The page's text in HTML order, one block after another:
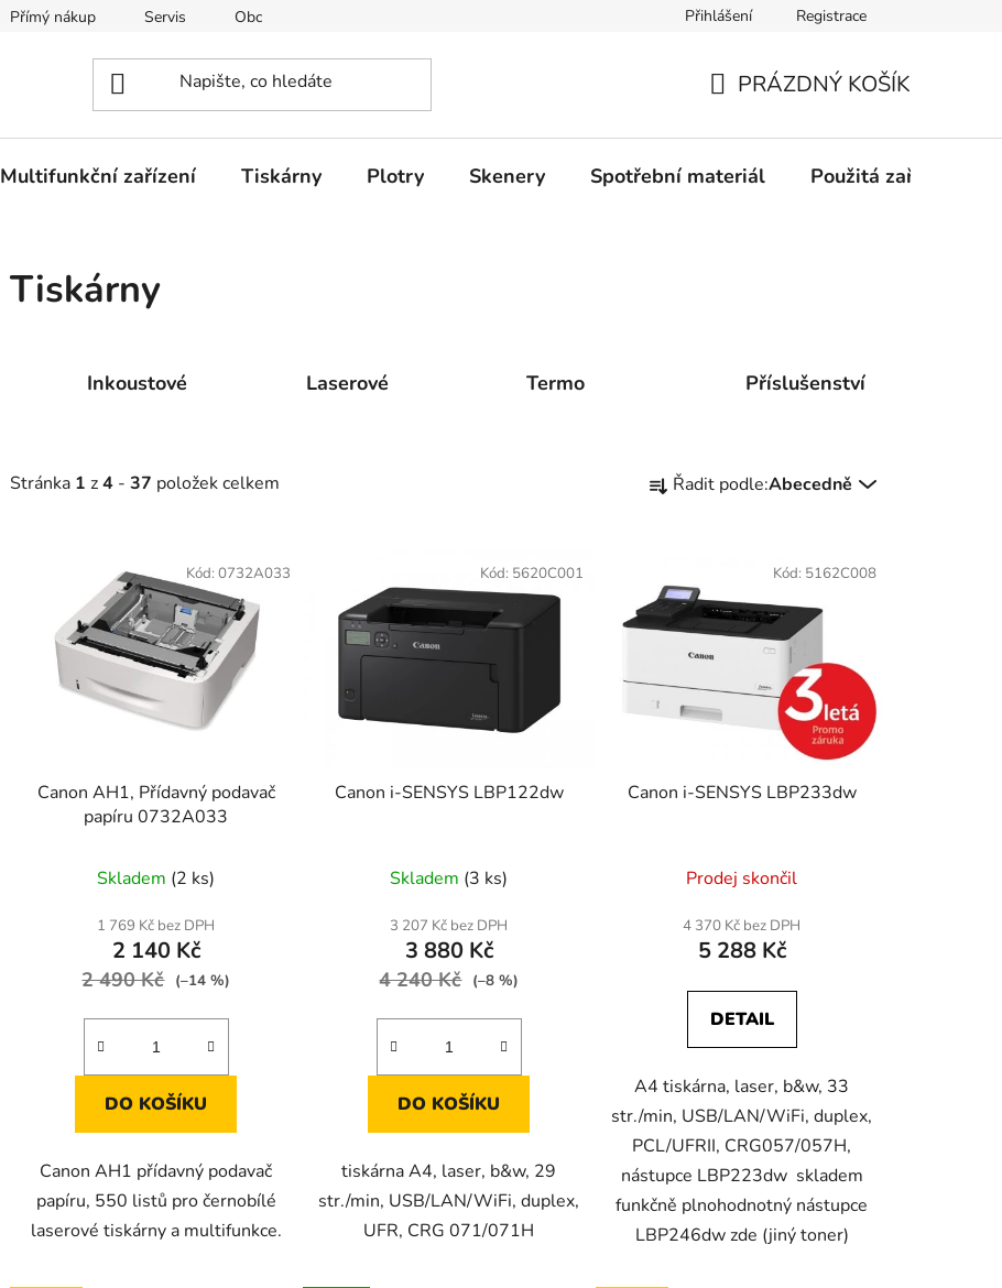
Přímý nákup Servis Obchodní podmínky Aktuality Ochrana osobních údajů
Přihlášení Registrace
KOŠÍK
PRÁZDNÝ KOŠÍK
Multifunkční zařízení Tiskárny Plotry Skenery Spotřební materiál Použitá zařízení
Tiskárny
Inkoustové Laserové Termo Příslušenství
Stránka 1 z4 - 37 položek celkem
a
n
í
p
o
d
k
Řadit podle:Abecedně
Canon AH1, Přídavný podavač
papíru 0732A033
Skladem (2 ks)
1 769 Kč bez DPH
2 140 Kč
2 490 Kč (–14 %)
DO KOŠÍKU
Canon AH1 přídavný podavač
papíru, 550 listů pro černobílé
laserové tiskárny a multifunkce.
Kód: 0732A033
Canon i-SENSYS LBP122dw
Skladem (3 ks)
3 207 Kč bez DPH
3 880 Kč
4 240 Kč (–8 %)
DO KOŠÍKU
tiskárna A4, laser, b&w, 29
str./min, USB/LAN/WiFi, duplex,
UFR, CRG 071/071H
Kód: 5620C001
Canon i-SENSYS LBP233dw
Prodej skončil
4 370 Kč bez DPH
5 288 Kč
DETAIL
A4 tiskárna, laser, b&w, 33
str./min, USB/LAN/WiFi, duplex,
PCL/UFRII, CRG057/057H,
nástupce LBP223dw skladem
funkčně plnohodnotný nástupce
LBP246dw zde (jiný toner)
Kód: 5162C008